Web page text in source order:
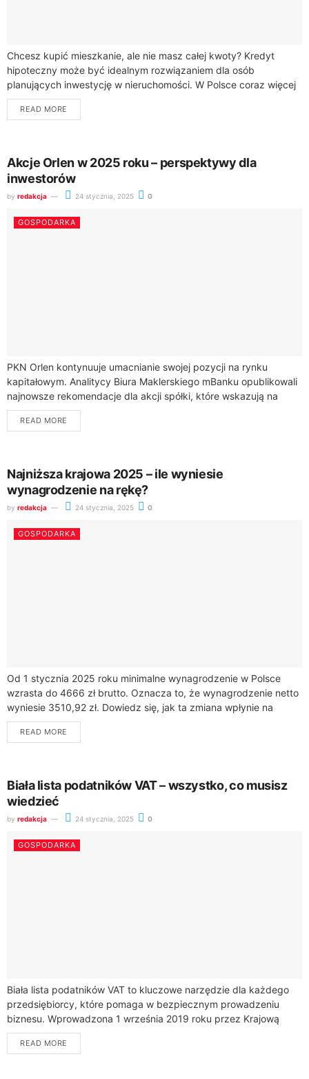
Chcesz kupić mieszkanie, ale nie masz całej kwoty? Kredyt
hipoteczny może być idealnym rozwiązaniem dla osób
planujących inwestycję w nieruchomości. W Polsce coraz więcej
osób decyduje się na takie finansowanie...
READ MORE
Akcje Orlen w 2025 roku – perspektywy dla
inwestorów
by redakcja 24 stycznia, 2025 0
GOSPODARKA
PKN Orlen kontynuuje umacnianie swojej pozycji na rynku
kapitałowym. Analitycy Biura Maklerskiego mBanku opublikowali
najnowsze rekomendacje dla akcji spółki, które wskazują na
atrakcyjny potencjał inwestycyjny.Kluczowe dane dotyczące
akcji Orlen na...
READ MORE
Najniższa krajowa 2025 – ile wyniesie
wynagrodzenie na rękę?
by redakcja 24 stycznia, 2025 0
GOSPODARKA
Od 1 stycznia 2025 roku minimalne wynagrodzenie w Polsce
wzrasta do 4666 zł brutto. Oznacza to, że wynagrodzenie netto
wyniesie 3510,92 zł. Dowiedz się, jak ta zmiana wpłynie na
Twoją...
READ MORE
Biała lista podatników VAT – wszystko, co musisz
wiedzieć
by redakcja 24 stycznia, 2025 0
GOSPODARKA
Biała lista podatników VAT to kluczowe narzędzie dla każdego
przedsiębiorcy, które pomaga w bezpiecznym prowadzeniu
biznesu. Wprowadzona 1 września 2019 roku przez Krajową
Administrację Skarbową, stanowi kompleksową bazę danych o...
READ MORE